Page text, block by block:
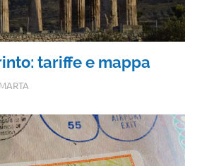
tariffe e mappa
MARTA